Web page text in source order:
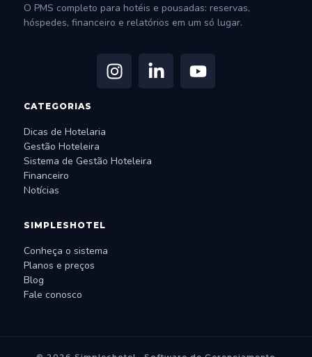
O PMS completo para hotéis e pousadas: reservas,
hóspedes, financeiro e relatórios em um só lugar.
CATEGORIAS
Dicas de Hotelaria
Gestão Hoteleira
Sistema de Gestão Hoteleira
Financeiro
Notícias
SIMPLESHOTEL
Conheça o sistema
Planos e preços
Blog
Fale conosco